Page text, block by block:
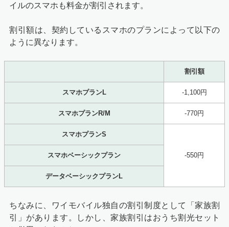
イルのスマホも料金が割引されます。
割引額は、契約しているスマホのプランによって以下の
ように異なります。
割引額
スマホプランL -1,100円
スマホプランR/M -770円
スマホプランS
-550円
スマホベーシックプラン
データベーシックプランL
ちなみに、ワイモバイル独自の割引制度として「家族割
引」があります。しかし、家族割引はおうち割光セット